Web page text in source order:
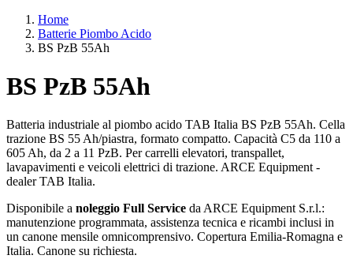
Home
Batterie Piombo Acido
BS PzB 55Ah
BS PzB 55Ah
Batteria industriale al piombo acido TAB Italia BS PzB 55Ah. Cella
trazione BS 55 Ah/piastra, formato compatto. Capacità C5 da 110 a
605 Ah, da 2 a 11 PzB. Per carrelli elevatori, transpallet,
lavapavimenti e veicoli elettrici di trazione. ARCE Equipment -
dealer TAB Italia.
Disponibile a noleggio Full Service da ARCE Equipment S.r.l.:
manutenzione programmata, assistenza tecnica e ricambi inclusi in
un canone mensile omnicomprensivo. Copertura Emilia-Romagna e
Italia. Canone su richiesta.